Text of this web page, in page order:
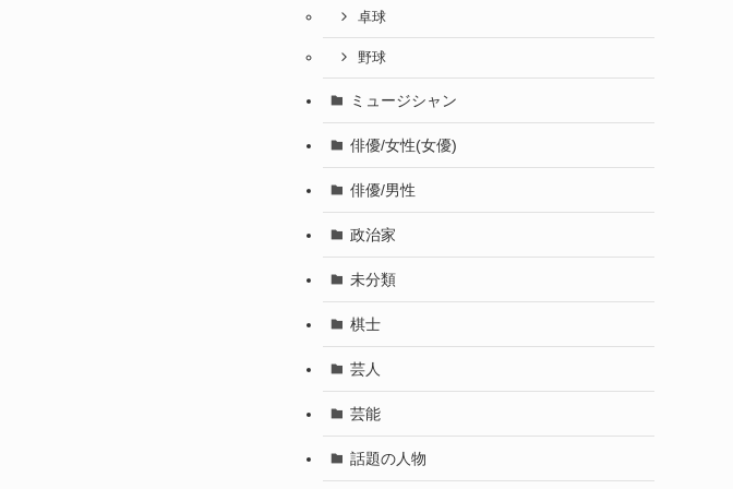
卓球
野球
ミュージシャン
俳優/女性(女優)
俳優/男性
政治家
未分類
棋士
芸人
芸能
話題の人物